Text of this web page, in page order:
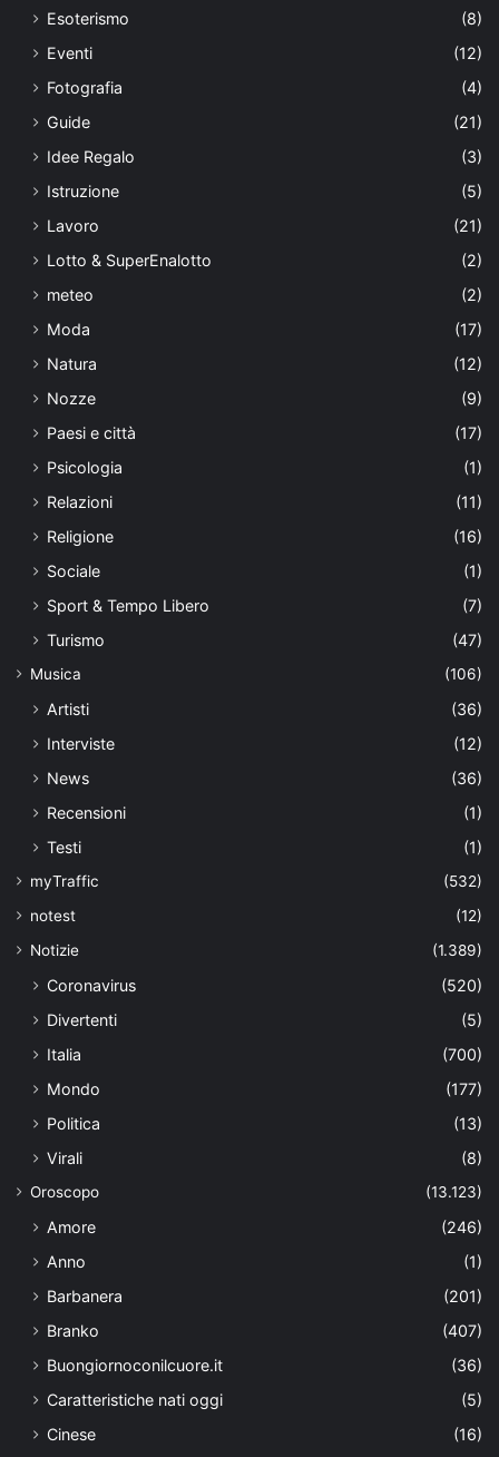
Esoterismo
(8)
Eventi
(12)
Fotografia
(4)
Guide
(21)
Idee Regalo
(3)
Istruzione
(5)
Lavoro
(21)
Lotto & SuperEnalotto
(2)
meteo
(2)
Moda
(17)
Natura
(12)
Nozze
(9)
Paesi e città
(17)
Psicologia
(1)
Relazioni
(11)
Religione
(16)
Sociale
(1)
Sport & Tempo Libero
(7)
Turismo
(47)
Musica (106)
Artisti
(36)
Interviste
(12)
News
(36)
Recensioni
(1)
Testi
(1)
myTraffic
(532)
notest
(12)
Notizie
(1.389)
Coronavirus
(520)
Divertenti
(5)
Italia
(700)
Mondo
(177)
Politica
(13)
Virali
(8)
Oroscopo (13.123)
Amore
(246)
Anno
(1)
Barbanera
(201)
Branko
(407)
Buongiornoconilcuore.it
(36)
Caratteristiche nati oggi
(5)
Cinese
(16)